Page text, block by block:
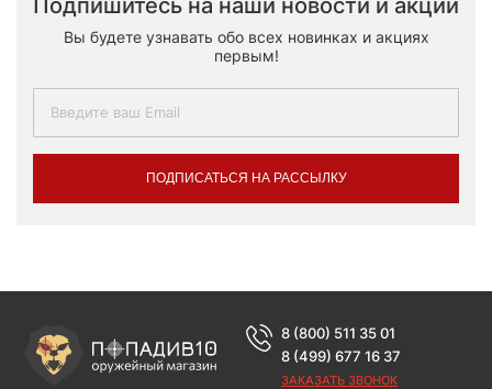
Подпишитесь на наши новости и акции
Вы будете узнавать обо всех новинках и акциях
первым!
ПОДПИСАТЬСЯ НА РАССЫЛКУ
8 (800) 511 35 01
8 (499) 677 16 37
ЗАКАЗАТЬ ЗВОНОК